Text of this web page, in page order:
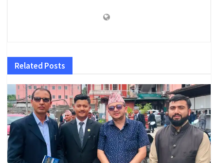
Related Posts